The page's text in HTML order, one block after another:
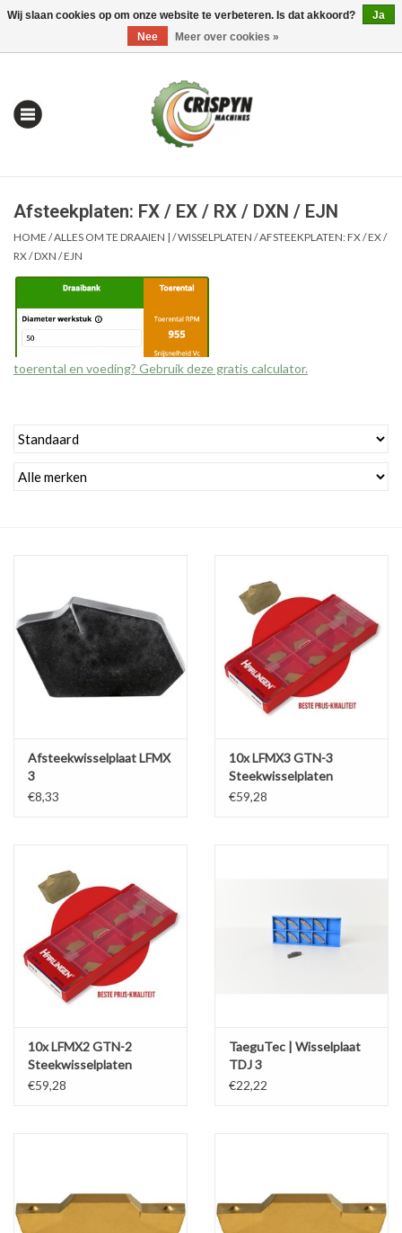
0 Artikelen - €0,00 Mijn account / Registreren
| Alles om te Meten |
Alles om te Frezen |
Alles om te Lassen |
Schroefdraad snijden |
Veiligheid |
Varia |
Machines |
Cadeaubonnen &
Relatiegeschenken |
Oliën & Smeermiddelen |
Afsteekplaten: FX / EX / RX / DXN / EJN
HOME /ALLES OM TE DRAAIEN | /WISSELPLATEN /AFSTEEKPLATEN: FX / EX /
RX / DXN / EJN
toerental en voeding? Gebruik deze gratis calculator.
Afsteekwisselplaat LFMX
3
€8,33
10x LFMX3 GTN-3
Steekwisselplaten
€59,28
10x LFMX2 GTN-2
Steekwisselplaten
€59,28
TaeguTec | Wisselplaat
TDJ 3
€22,22
Wij slaan cookies op om onze website te verbeteren. Is dat akkoord?
Ja
Nee
Meer over cookies »